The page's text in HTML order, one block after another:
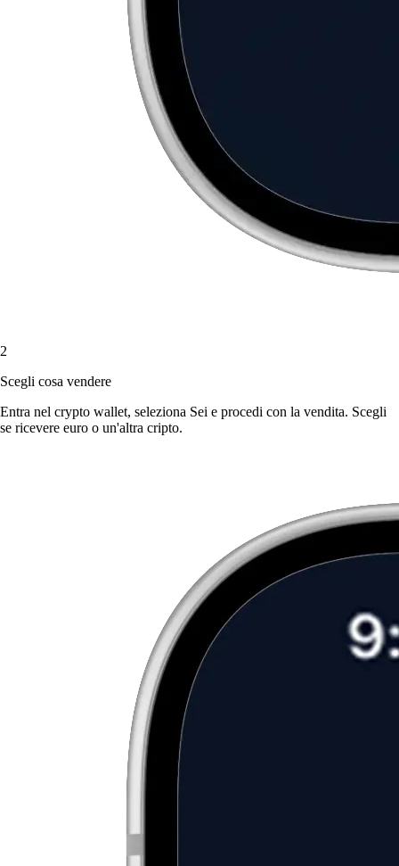
2
Scegli cosa vendere
Entra nel crypto wallet, seleziona Sei e procedi con la vendita. Scegli
se ricevere euro o un'altra cripto.